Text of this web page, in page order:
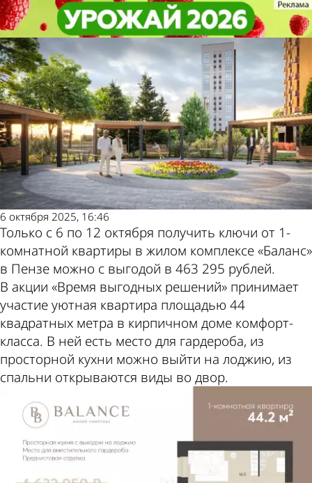
В «Термодоме» рассказали о
квартире недели в ЖК «Баланс»
Общество
6 октября 2025, 16:46
Только с 6 по 12 октября получить ключи от 1-
комнатной квартиры в жилом комплексе «Баланс»
в Пензе можно с выгодой в 463 295 рублей.
В акции «Время выгодных решений» принимает
участие уютная квартира площадью 44
квадратных метра в кирпичном доме комфорт-
класса. В ней есть место для гардероба, из
просторной кухни можно выйти на лоджию, из
спальни открываются виды во двор.
В «Термодоме» рассказали о
квартире недели в ЖК «Баланс»
Общество
Другие новости по
теме
Погода и курсы
валют в Пензе